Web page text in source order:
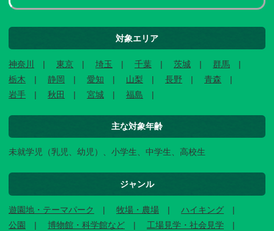
対象エリア
神奈川 東京 埼玉 千葉 茨城
群馬
栃木
静岡 愛知 山梨 長野
青森
岩手
秋田 宮城 福島
主な対象年齢
未就学児（乳児、幼児）、小学生、中学生、高校生
ジャンル
遊園地・テーマパーク 牧場・農場
ハイキング
公園
博物館・科学館など
工場見学・社会見学